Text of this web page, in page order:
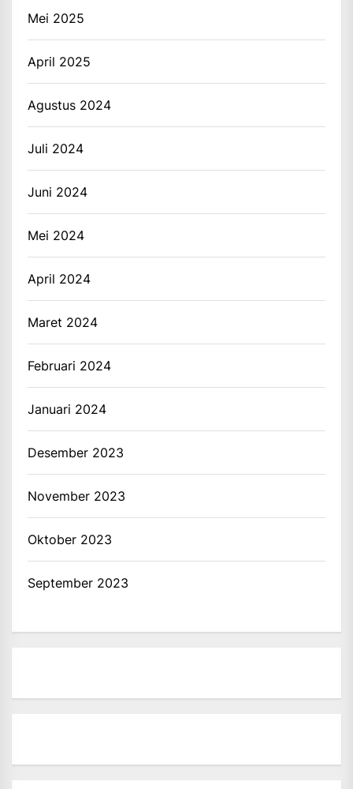
Mei 2025
April 2025
Agustus 2024
Juli 2024
Juni 2024
Mei 2024
April 2024
Maret 2024
Februari 2024
Januari 2024
Desember 2023
November 2023
Oktober 2023
September 2023